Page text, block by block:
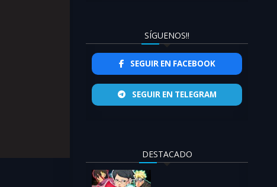
SÍGUENOS!!
SEGUIR EN FACEBOOK
SEGUIR EN TELEGRAM
DESTACADO